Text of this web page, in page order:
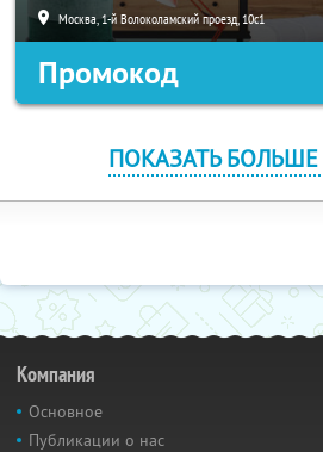
Москва, 1-й Волоколамский проезд, 10с1
Промокод
ПОКАЗАТЬ
Компания
Основное
Публикации о нас